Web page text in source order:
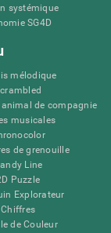
systémique
SG4D
mélodique
de compagnie
musicales
de grenouille
Line
Puzzle
Explorateur
Chiffres
de Couleur